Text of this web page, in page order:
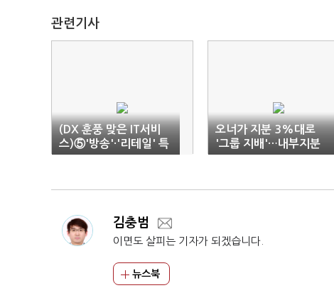
관련기사
(DX 훈풍 맞은 IT서비
스)⑤'방송'·'리테일' 특
화사업 키우는 중견 IT
오너가 지분 3%대로
'그룹 지배'…내부지분
율은 첫 '60%↑'
김충범
이면도 살피는 기자가 되겠습니다.
뉴스북